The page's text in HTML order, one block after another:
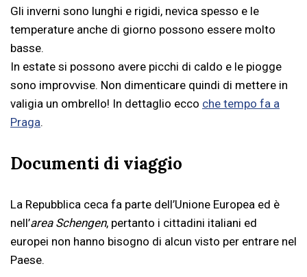
Gli inverni sono lunghi e rigidi, nevica spesso e le
temperature anche di giorno possono essere molto
basse.
In estate si possono avere picchi di caldo e le piogge
sono improvvise. Non dimenticare quindi di mettere in
valigia un ombrello! In dettaglio ecco che tempo fa a
Praga.
Documenti di viaggio
La Repubblica ceca fa parte dell’Unione Europea ed è
nell’area Schengen, pertanto i cittadini italiani ed
europei non hanno bisogno di alcun visto per entrare nel
Paese.